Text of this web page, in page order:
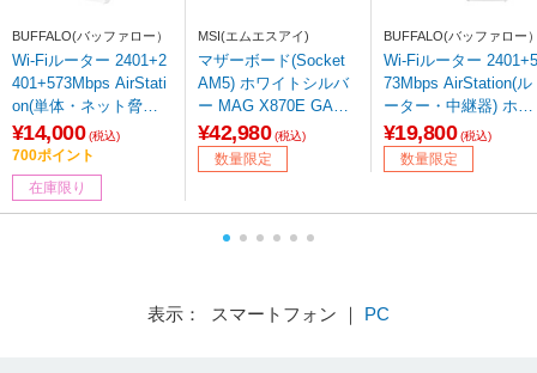
BUFFALO(バッファロー）
Wi-Fiルーター 2401+2
401+573Mbps AirStati
on(単体・ネット脅威
ブロッカー2対応) ホワ
イト WNR-5400XE6P
［Wi-Fi 6E(ax) /IPv6対
応］
¥14,000 (税込)
700ポイント
在庫限り
MSI(エムエスアイ)
マザーボード(Socket
AM5) ホワイトシルバ
ー MAG X870E GAMI
NG PLUS MAX WIFI
［ATX］ 【sof001】
¥42,980 (税込)
数量限定
BUFFALO(バッファロー
Wi-Fiルーター 2401+5
73Mbps AirStation(ル
ーター・中継器) ホワ
イト WNR-3000AX4/2
S ［Wi-Fi 6(ax) /IPv6
対応］ 【sof001】
¥19,800 (税込)
数量限定
表示： スマートフォン ｜ PC